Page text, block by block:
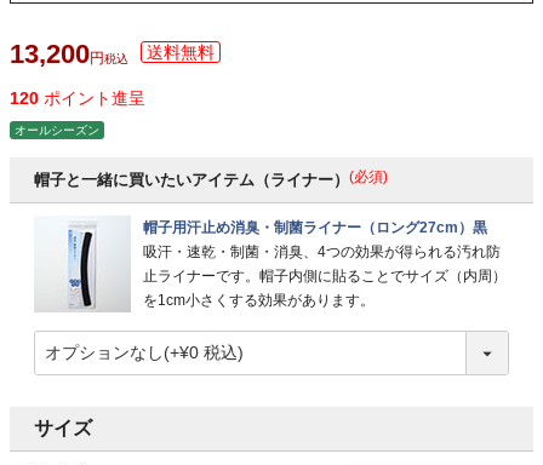
13,200 税込
120 ポイント進呈
オールシーズン
帽子と一緒に買いたいアイテム（ライナー） (必須)
帽子用汗止め消臭・制菌ライナー（ロング27cm）黒
吸汗・速乾・制菌・消臭、4つの効果が得られる汚れ防
止ライナーです。帽子内側に貼ることでサイズ（内周）
を1cm小さくする効果があります。
サイズ